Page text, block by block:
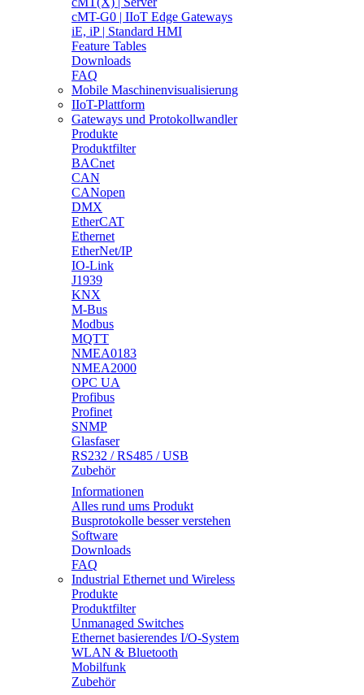
cMT-G0 | IIoT Edge Gateways
iE, iP | Standard HMI
Feature Tables
Downloads
FAQ
Mobile Maschinenvisualisierung
IIoT-Plattform
Gateways und Protokollwandler
Produkte
Produktfilter
BACnet
CAN
CANopen
DMX
EtherCAT
Ethernet
EtherNet/IP
IO-Link
J1939
KNX
M-Bus
Modbus
MQTT
NMEA0183
NMEA2000
OPC UA
Profibus
Profinet
SNMP
Glasfaser
RS232 / RS485 / USB
Zubehör
Informationen
Alles rund ums Produkt
Busprotokolle besser verstehen
Software
Downloads
FAQ
Industrial Ethernet und Wireless
Produkte
Produktfilter
Unmanaged Switches
Ethernet basierendes I/O-System
WLAN & Bluetooth
Mobilfunk
Zubehör